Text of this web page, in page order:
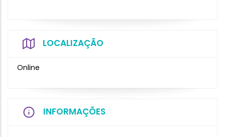
LOCALIZAÇÃO
Online
INFORMAÇÕES